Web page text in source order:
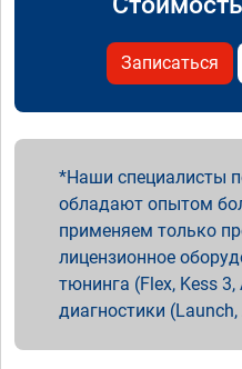
Записаться
Наши специалисты
обладают опытом
применяем только
лицензионное
тюнинга (Flex, Kess
диагностики (Launch,